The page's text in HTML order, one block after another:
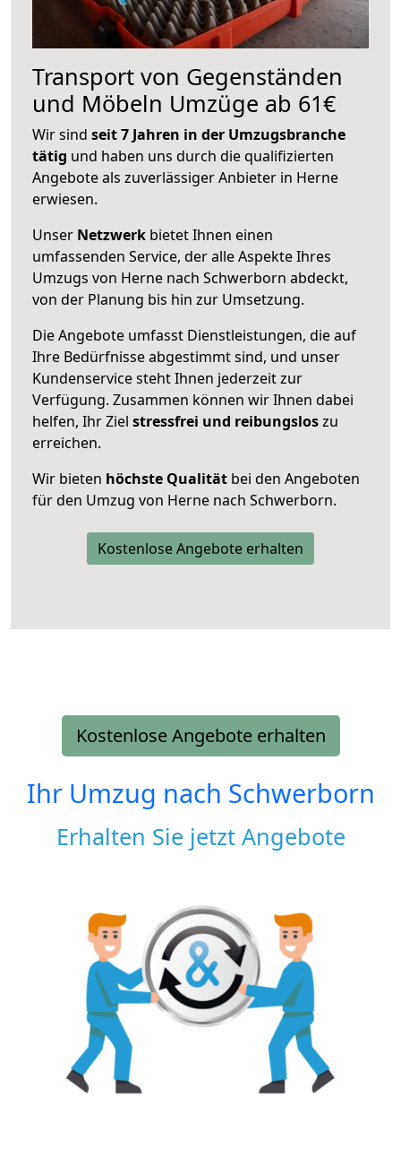
Transport von Gegenständen
und Möbeln Umzüge ab 61€
Wir sind seit 7 Jahren in der Umzugsbranche
tätig und haben uns durch die qualifizierten
Angebote als zuverlässiger Anbieter in Herne
erwiesen.
Unser Netzwerk bietet Ihnen einen
umfassenden Service, der alle Aspekte Ihres
Umzugs von Herne nach Schwerborn abdeckt,
von der Planung bis hin zur Umsetzung.
Die Angebote umfasst Dienstleistungen, die auf
Ihre Bedürfnisse abgestimmt sind, und unser
Kundenservice steht Ihnen jederzeit zur
Verfügung. Zusammen können wir Ihnen dabei
helfen, Ihr Ziel stressfrei und reibungsloszu
erreichen.
Wir bieten höchste Qualität bei den Angeboten
für den Umzug von Herne nach Schwerborn.
Kostenlose Angebote erhalten
Kostenlose Angebote erhalten
Ihr Umzug nach Schwerborn
Erhalten Sie jetzt Angebote